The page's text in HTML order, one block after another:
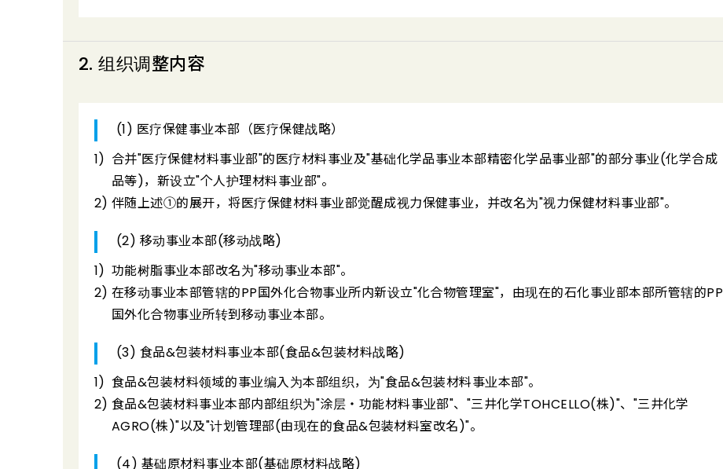
2. 组织调整内容
(1) 医疗保健事业本部（医疗保健战略）
合并"医疗保健材料事业部"的医疗材料事业及"基础化学品事业本部精密化学品事业部"的部分事业(化学合成
品等)，新设立"个人护理材料事业部"。
伴随上述①的展开，将医疗保健材料事业部觉醒成视力保健事业，并改名为"视力保健材料事业部"。
(2) 移动事业本部(移动战略)
功能树脂事业本部改名为"移动事业本部"。
在移动事业本部管辖的PP国外化合物事业所内新设立"化合物管理室"，由现在的石化事业部本部所管辖的PP
国外化合物事业所转到移动事业本部。
(3) 食品&包装材料事业本部(食品&包装材料战略)
食品&包装材料领域的事业编入为本部组织，为"食品&包装材料事业本部"。
食品&包装材料事业本部内部组织为"涂层・功能材料事业部"、"三井化学TOHCELLO(株)"、"三井化学
AGRO(株)"以及"计划管理部(由现在的食品&包装材料室改名)"。
(4) 基础原材料事业本部(基础原材料战略)